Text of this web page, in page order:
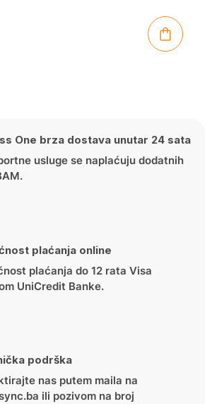
One brza dostava unutar 24 sata
usluge se naplaćuju dodatnih
plaćanja online
plaćanja do 12 rata Visa
UniCredit Banke.
podrška
nas putem maila na
ili pozivom na broj